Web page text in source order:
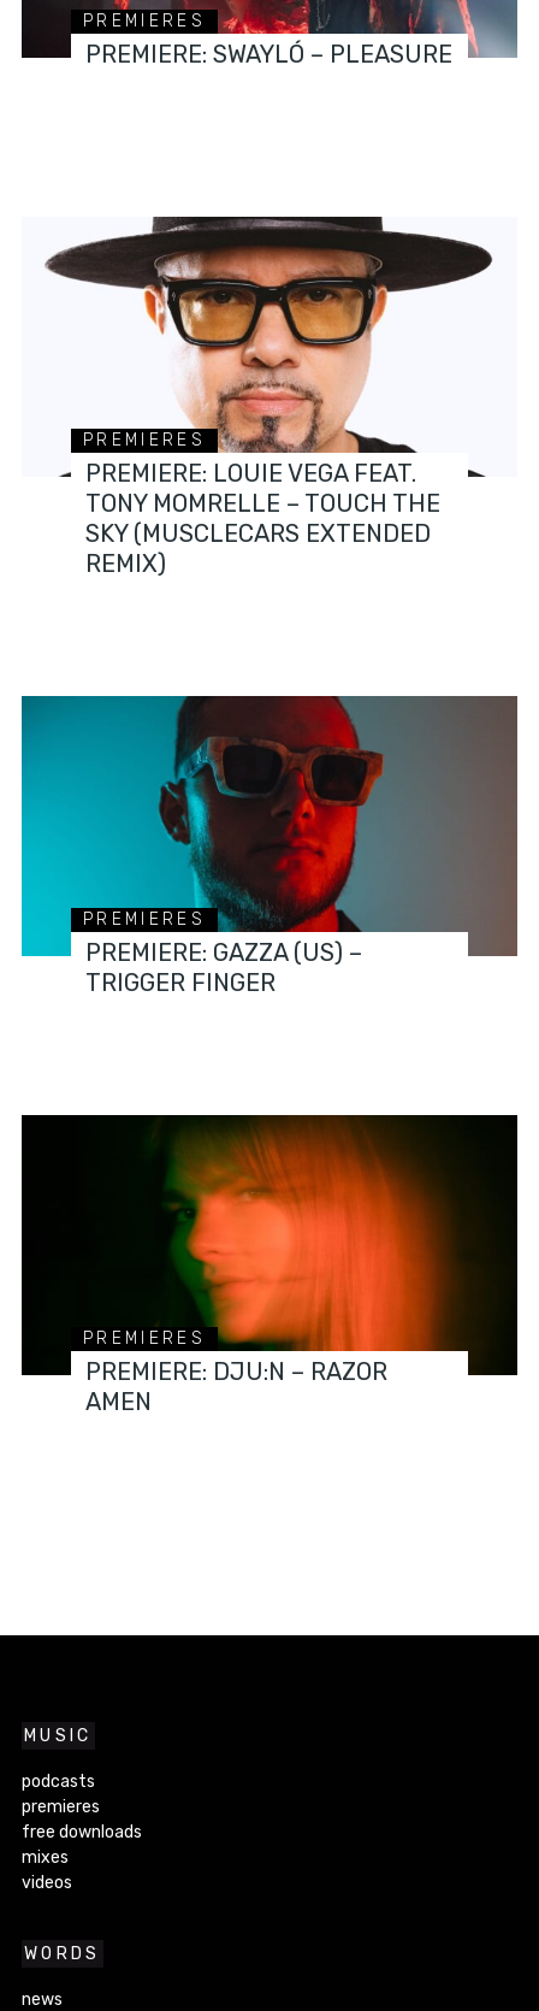
PREMIERES
PREMIERE: SWAYLÓ – PLEASURE
PREMIERES
PREMIERE: LOUIE VEGA FEAT.
TONY MOMRELLE – TOUCH THE
SKY (MUSCLECARS EXTENDED
REMIX)
PREMIERES
PREMIERE: GAZZA (US) –
TRIGGER FINGER
PREMIERES
PREMIERE: DJU:N – RAZOR
AMEN
MUSIC
podcasts
premieres
free downloads
mixes
videos
WORDS
news